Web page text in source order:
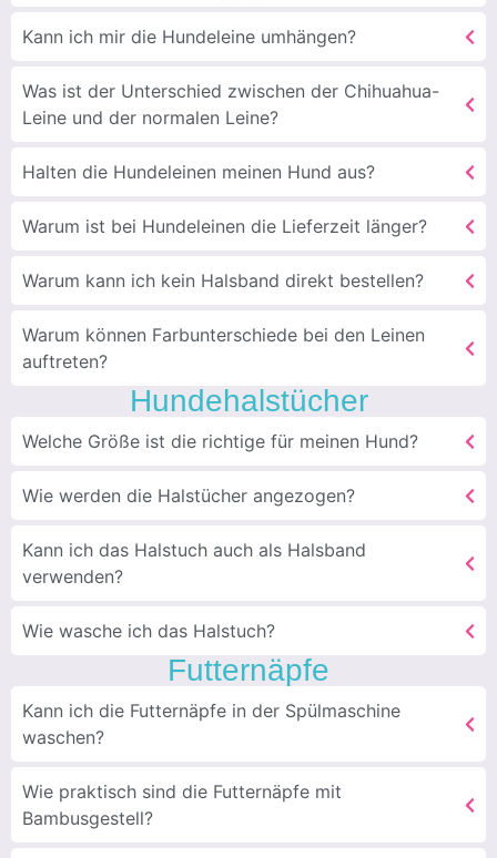
Kann ich mir die Hundeleine umhängen?
Was ist der Unterschied zwischen der Chihuahua-
Leine und der normalen Leine?
Halten die Hundeleinen meinen Hund aus?
Warum ist bei Hundeleinen die Lieferzeit länger?
Warum kann ich kein Halsband direkt bestellen?
Warum können Farbunterschiede bei den Leinen
auftreten?
Hundehalstücher
Welche Größe ist die richtige für meinen Hund?
Wie werden die Halstücher angezogen?
Kann ich das Halstuch auch als Halsband
verwenden?
Wie wasche ich das Halstuch?
Futternäpfe
Kann ich die Futternäpfe in der Spülmaschine
waschen?
Wie praktisch sind die Futternäpfe mit
Bambusgestell?